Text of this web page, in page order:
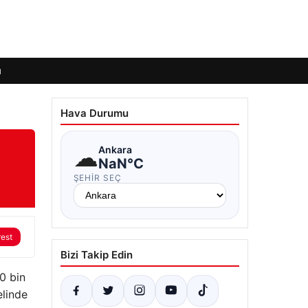
bin
Hava Durumu
☁Ankara
NaN°C
ŞEHIR SEÇ
Bizi Takip Edin